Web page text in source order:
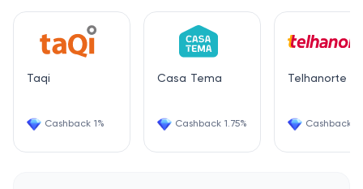
Taqi
Cashback 1%
Casa Tema
Cashback 1.75%
Telhanorte
Cashback